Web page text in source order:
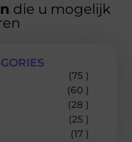
die u mogelijk
(75 )
(60 )
(28 )
(25 )
(17 )